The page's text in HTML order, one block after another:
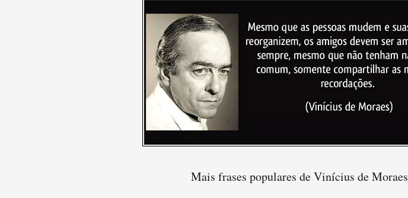
Mais frases populares de Vinícius de Moraes